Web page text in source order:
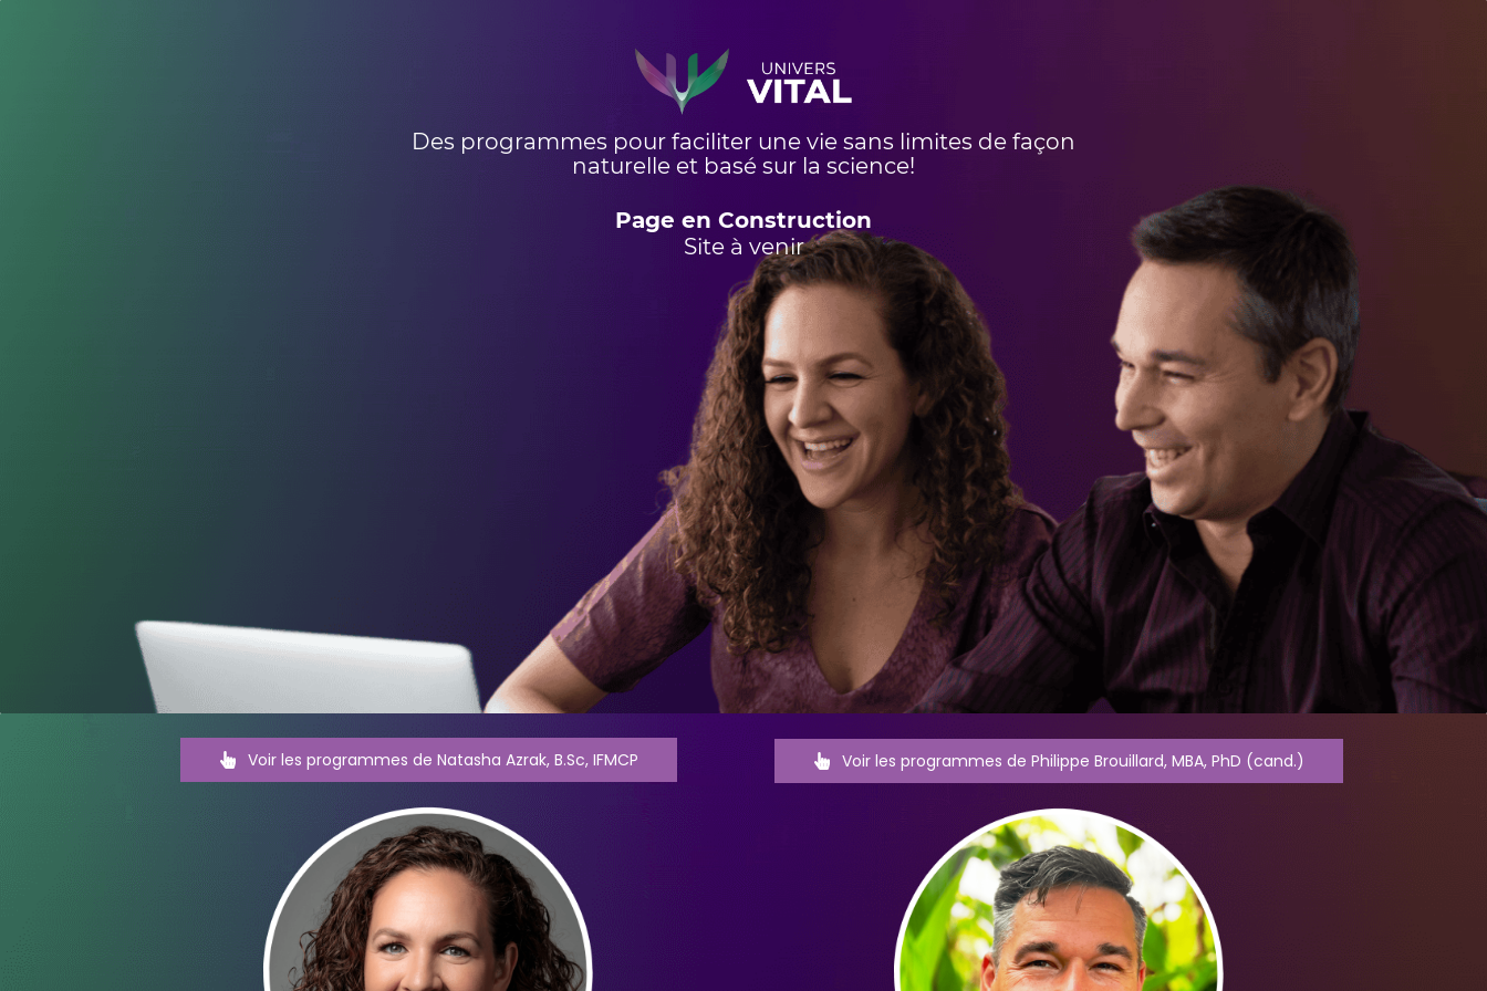
Des programmes pour faciliter une vie sans limites de façon
​naturelle et basé sur la science!
Page en Construction
Site à venir
Voir les programmes de Natasha Azrak, B.Sc, IFMCP Voir les programmes de Philippe Brouillard, MBA, PhD (cand.)